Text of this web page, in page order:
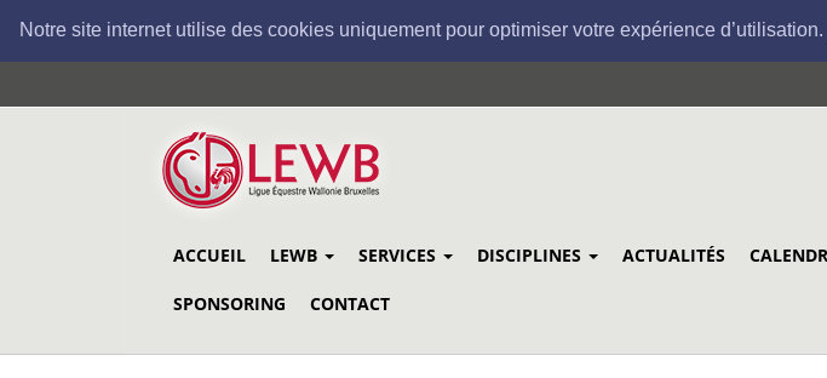
Notre site internet utilise des cookies uniquement pour optimiser votre expérience d’utilisation.
au
ACCUEIL LEWB SERVICES DISCIPLINES ACTUALITÉS
SPONSORING CONTACT